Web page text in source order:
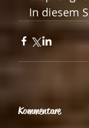
In diesem
Kommentare